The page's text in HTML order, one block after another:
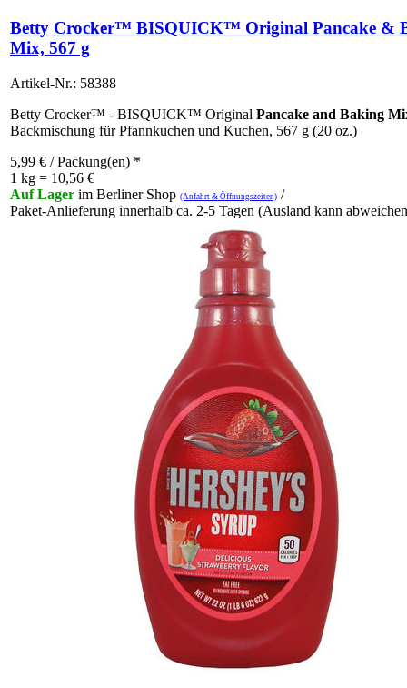
Betty Crocker™ BISQUICK™ Original Pancake &
Mix, 567 g
Artikel-Nr.: 58388
Betty Crocker™ - BISQUICK™ Original Pancake and Baking
Backmischung für Pfannkuchen und Kuchen, 567 g (20 oz.)
5,99 € / Packung(en) *
1 kg = 10,56 €
Auf Lager im Berliner Shop (Anfahrt & Öffnungszeiten) /
Paket-Anlieferung innerhalb ca. 2-5 Tagen (Ausland kann